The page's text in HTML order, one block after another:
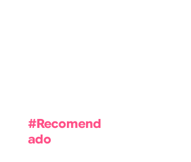
#Recomend
ado